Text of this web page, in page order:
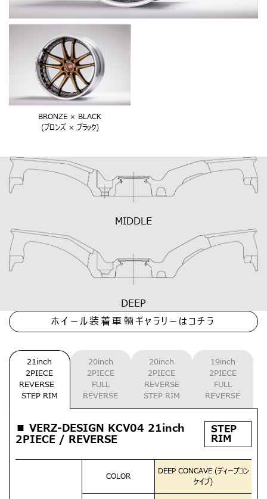
BRONZE × BLACK
(ブロンズ × ブラック)
MIDDLE
DEEP
ホイール装着車輛ギャラリーはコチラ
21inch
2PIECE
REVERSE
STEP RIM
20inch
2PIECE
FULL
REVERSE
20inch
2PIECE
REVERSE
STEP RIM
19inch
2PIECE
FULL
REVERSE
■ VERZ-DESIGN KCV04 21inch
2PIECE / REVERSE
STEP
RIM
COLOR
DEEP CONCAVE (ディープコン
ケイブ)